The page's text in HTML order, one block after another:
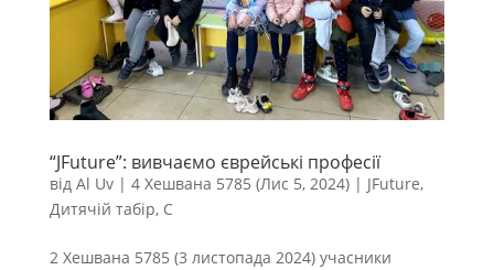
“JFuture”: вивчаємо єврейські професії
від Al Uv| 4 Хешвана 5785 (Лис 5, 2024)| JFuture,
Дитячій табір, С
2 Хешвана 5785 (3 листопада 2024) учасники